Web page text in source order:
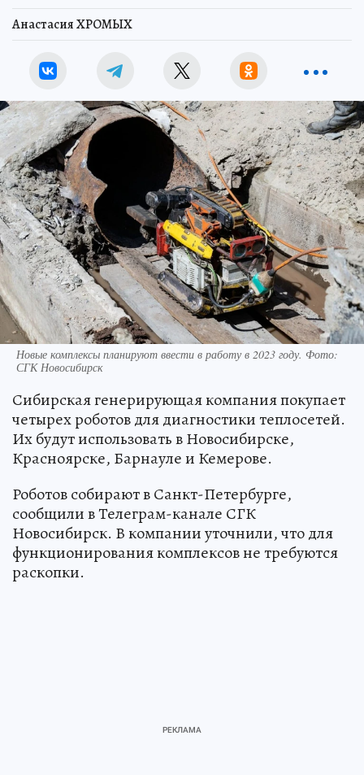
Анастасия ХРОМЫХ
Новые комплексы планируют ввести в работу в 2023 году. Фото:
СГК Новосибирск
Сибирская генерирующая компания покупает
четырех роботов для диагностики теплосетей.
Их будут использовать в Новосибирске,
Красноярске, Барнауле и Кемерове.
Роботов собирают в Санкт-Петербурге,
сообщили в Телеграм-канале СГК
Новосибирск. В компании уточнили, что для
функционирования комплексов не требуются
раскопки.